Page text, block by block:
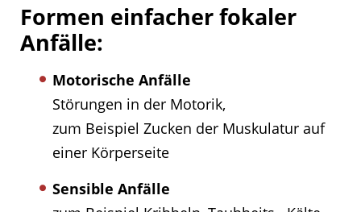
Formen einfacher fokaler
Anfälle:
Motorische Anfälle
Störungen in der Motorik,
zum Beispiel Zucken der Muskulatur auf
einer Körperseite
Sensible Anfälle